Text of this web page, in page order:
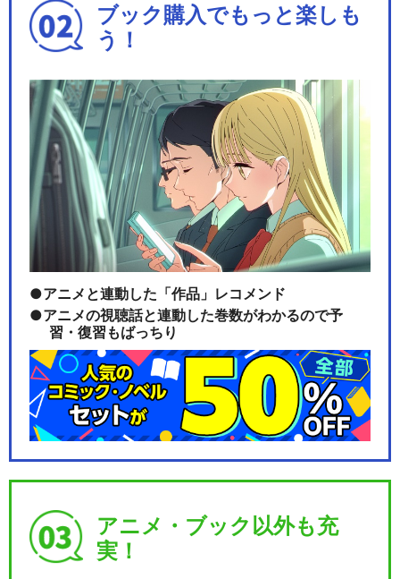
ブリガート
劇場版アルゴナビス AXIA
BanG Dream! Argonavis 1…
BanG Dream! Argonavis 1…
BanG Dream! Argonavis 2…
ブック購入でもっと楽しも
う！
アニメと連動した「作品」レコメンド
アニメの視聴話と連動した巻数がわかるので予
習・復習もばっちり
アニメ・ブック以外も充
実！